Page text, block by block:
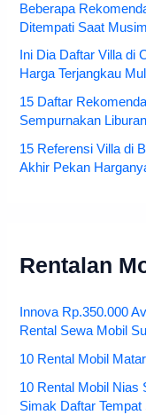
Beberapa
Ditempati Saat
Ini Dia Daftar Villa di
Harga Terjangkau
15 Daftar
Sempurnakan
15 Referensi Villa di
Akhir Pekan
Rentalan
Innova Rp.350.000
Rental Sewa Mobil
10 Rental Mobil
10 Rental Mobil Nias
Simak Daftar Tempat